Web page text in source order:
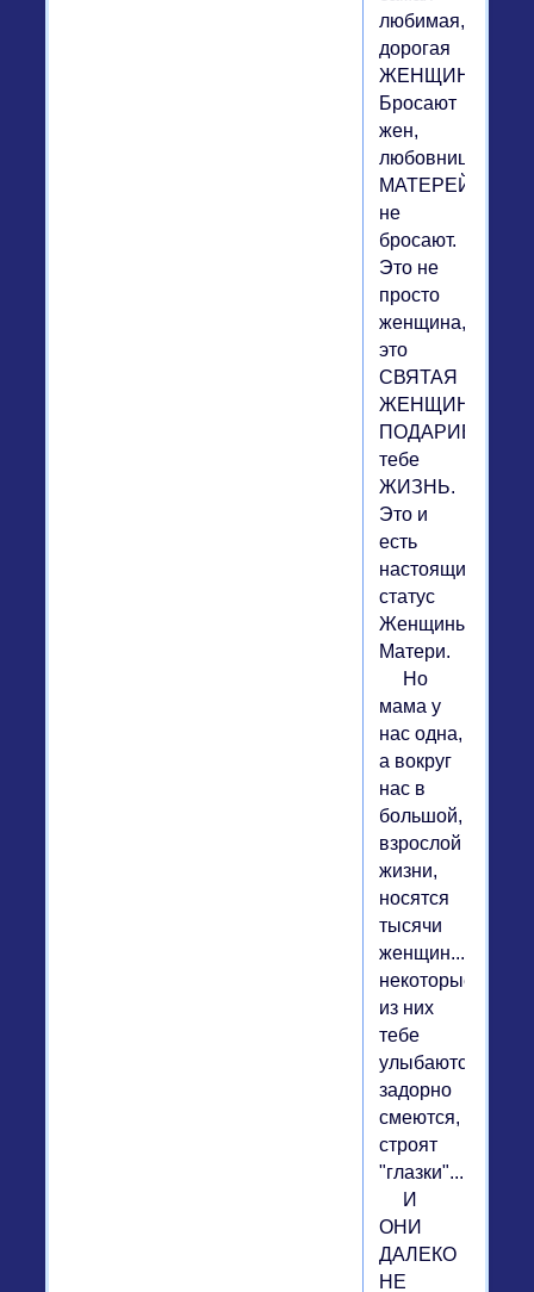
любимая,
дорогая
ЖЕНЩИНА!
Бросают
жен,
любовниц...
МАТЕРЕЙ
не
бросают.
Это не
просто
женщина,
это
СВЯТАЯ
ЖЕНЩИНА,
ПОДАРИВШАЯ
тебе
ЖИЗНЬ.
Это и
есть
настоящий
статус
Женщины-
Матери.
Но
мама у
нас одна,
а вокруг
нас в
большой,
взрослой
жизни,
носятся
тысячи
женщин...
некоторые
из них
тебе
улыбаются,
задорно
смеются,
строят
"глазки"...
И
ОНИ
ДАЛЕКО
НЕ